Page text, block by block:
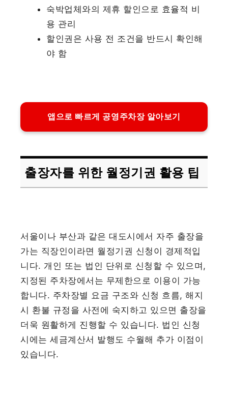
숙박업체와의 제휴 할인으로 효율적 비
용 관리
할인권은 사용 전 조건을 반드시 확인해
야 함
앱으로 빠르게 공영주차장 알아보기
출장자를 위한 월정기권 활용 팁
서울이나 부산과 같은 대도시에서 자주 출장을
가는 직장인이라면 월정기권 신청이 경제적입
니다. 개인 또는 법인 단위로 신청할 수 있으며,
지정된 주차장에서는 무제한으로 이용이 가능
합니다. 주차장별 요금 구조와 신청 흐름, 해지
시 환불 규정을 사전에 숙지하고 있으면 출장을
더욱 원활하게 진행할 수 있습니다. 법인 신청
시에는 세금계산서 발행도 수월해 추가 이점이
있습니다.